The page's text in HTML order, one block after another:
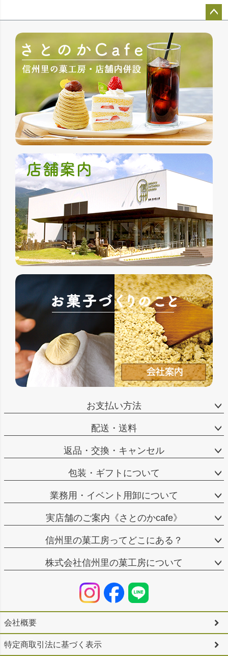
ジト
お支払い方法
配送・送料
返品・交換・キャンセル
包装・ギフトについて
業務用・イベント用卸について
実店舗のご案内《さとのかcafe》
信州里の菓工房ってどこにある？
株式会社信州里の菓工房について
会社概要
特定商取引法に基づく表示